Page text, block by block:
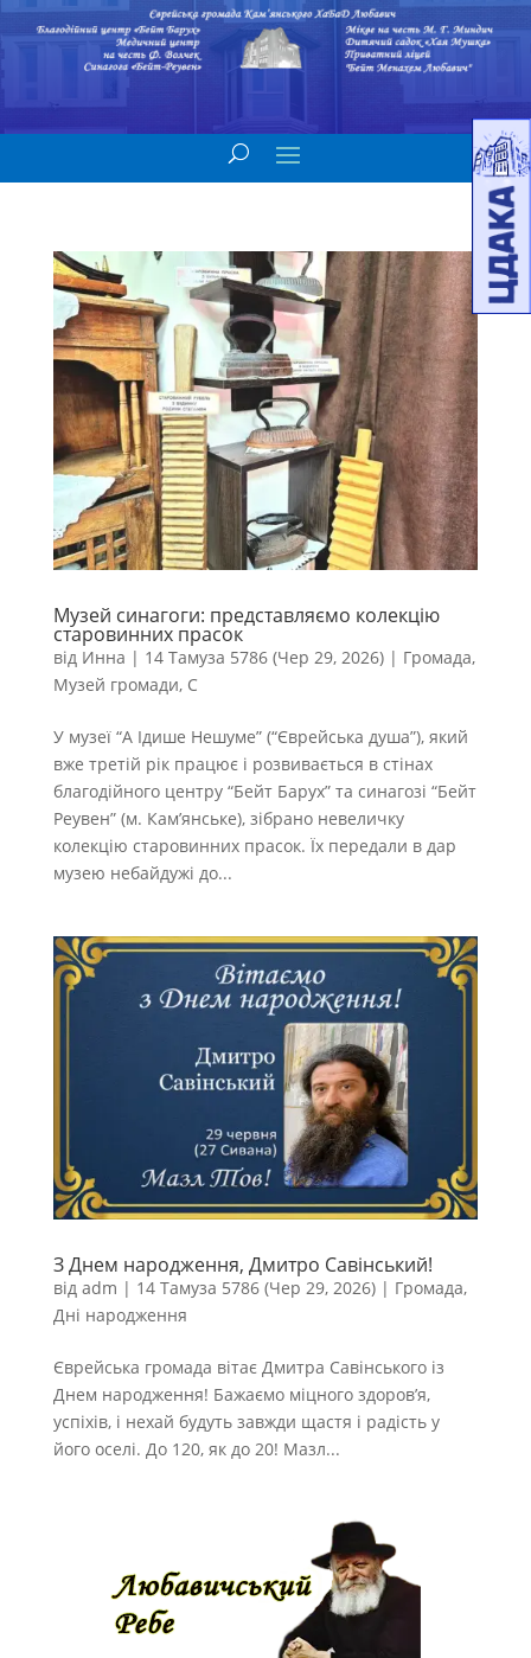
Музей синагоги: представляємо колекцію
старовинних прасок
від Инна | 14 Тамуза 5786 (Чер 29, 2026)| Громада,
Музей громади, С
У музеї “А Ідише Нешуме” (“Єврейська душа”), який
вже третій рік працює і розвивається в стінах
благодійного центру “Бейт Барух” та синагозі “Бейт
Реувен” (м. Кам’янське), зібрано невеличку
колекцію старовинних прасок. Їх передали в дар
музею небайдужі до...
З Днем народження, Дмитро Савінський!
від adm | 14 Тамуза 5786 (Чер 29, 2026)| Громада,
Дні народження
Єврейська громада вітає Дмитра Савінського із
Днем народження! Бажаємо міцного здоров’я,
успіхів, і нехай будуть завжди щастя і радість у
його оселі. До 120, як до 20! Мазл...